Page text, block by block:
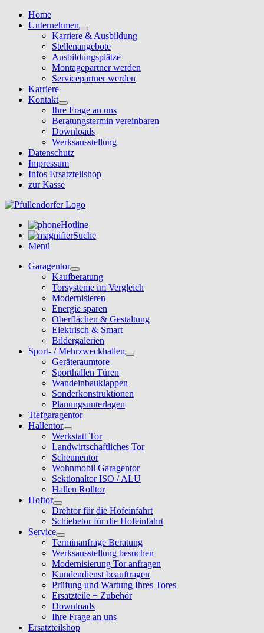
Home
Unternehmen
Karriere & Ausbildung
Stellenangebote
Ausbildungsplätze
Montagepartner werden
Servicepartner werden
Karriere
Kontakt
Ihre Frage an uns
Beratungstermin vereinbaren
Downloads
Werksausstellung
Datenschutz
Impressum
Infos Ersatzteilshop
zur Kasse
Hotline
Suche
Menü
Garagentor
Kaufberatung
Torsysteme im Vergleich
Modernisieren
Energie sparen
Oberflächen & Gestaltung
Elektrisch & Smart
Bildergalerien
Sport- / Mehrzweckhallen
Geräteraumtore
Sporthallen Türen
Wandeinbauklappen
Sonderkonstruktionen
Planungsunterlagen
Tiefgaragentor
Hallentor
Werkstatt Tor
Landwirtschaftliches Tor
Scheunentor
Wohnmobil Garagentor
Sektionaltor ISO / ALU
Hallen Rolltor
Hoftor
Drehtor für die Hofeinfahrt
Schiebetor für die Hofeinfahrt
Service
Terminanfrage Beratung
Werksausstellung besuchen
Modernisierung Tor anfragen
Kundendienst beauftragen
Prüfung und Wartung Ihres Tores
Ersatzteile + Zubehör
Downloads
Ihre Frage an uns
Ersatzteilshop